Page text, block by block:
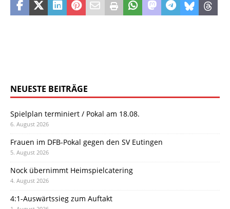
NEUESTE BEITRÄGE
Spielplan terminiert / Pokal am 18.08.
6. August 2026
Frauen im DFB-Pokal gegen den SV Eutingen
5. August 2026
Nock übernimmt Heimspielcatering
4. August 2026
4:1-Auswärtssieg zum Auftakt